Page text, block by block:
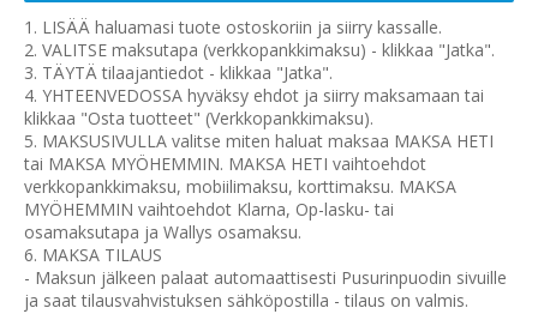
1. LISÄÄ haluamasi tuote ostoskoriin ja siirry kassalle.
2. VALITSE maksutapa (verkkopankkimaksu) - klikkaa "Jatka".
3. TÄYTÄ tilaajantiedot - klikkaa "Jatka".
4. YHTEENVEDOSSA hyväksy ehdot ja siirry maksamaan tai
klikkaa "Osta tuotteet" (Verkkopankkimaksu).
5. MAKSUSIVULLA valitse miten haluat maksaa MAKSA HETI
tai MAKSA MYÖHEMMIN. MAKSA HETI vaihtoehdot
verkkopankkimaksu, mobiilimaksu, korttimaksu. MAKSA
MYÖHEMMIN vaihtoehdot Klarna, Op-lasku- tai
osamaksutapa ja Wallys osamaksu.
6. MAKSA TILAUS
- Maksun jälkeen palaat automaattisesti Pusurinpuodin sivuille
ja saat tilausvahvistuksen sähköpostilla - tilaus on valmis.